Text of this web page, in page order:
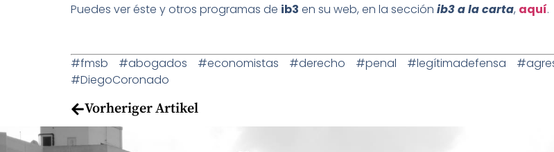
Puedes ver éste y otros programas de ib3 en su web, en la sección ib3 a la carta, aquí.
#fmsb #abogados #economistas #derecho #penal #legítimadefensa
#DiegoCoronado
Vorheriger Artikel